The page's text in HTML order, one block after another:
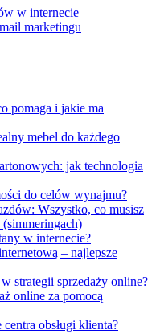
w internecie
marketingu
pomaga i jakie ma
mebel do każdego
jak technologia
do celów wynajmu?
Wszystko, co musisz
(simmeringach)
w internecie?
– najlepsze
strategii sprzedaży online?
online za pomocą
obsługi klienta?